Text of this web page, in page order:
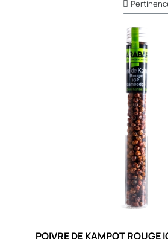
POIVRE DE KAMPOT ROUGE